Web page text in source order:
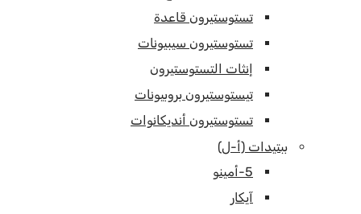
تستوستيرون قاعدة
تستوستيرون سيبيونات
إنثات التستوستيرون
تيستوستيرون بروبيونات
تستوستيرون أنديكانوات
ببتيدات (أ-ل)
5-أمينو
آيكار